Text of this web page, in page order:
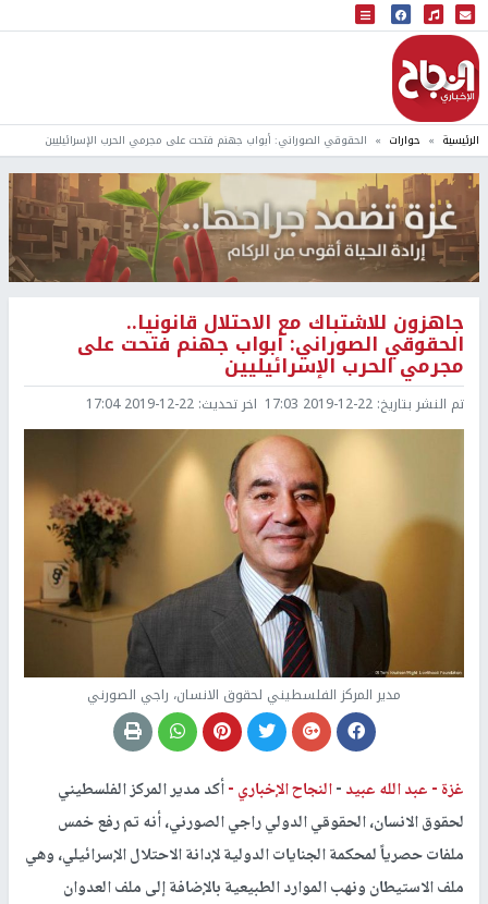
البث المباشر
إذاعة النجاح
الرئيسية حوارات الحقوقي الصوراني: أبواب جهنم فتحت على مجرمي الحرب الإسرائيليين
جاهزون للاشتباك مع الاحتلال قانونيا..
الحقوقي الصوراني: أبواب جهنم فتحت على
مجرمي الحرب الإسرائيليين
تم النشر بتاريخ: 2019-12-22 17:03 اخر تحديث: 2019-12-22 17:04
مدير المركز الفلسطيني لحقوق الانسان، راجي الصورني
غزة -عبد الله عبيد-النجاح الإخباري -أكد مدير المركز الفلسطيني
لحقوق الانسان، الحقوقي الدولي راجي الصورني، أنه تم رفع خمس
ملفات حصرياً لمحكمة الجنايات الدولية لإدانة الاحتلال الإسرائيلي، وهي
ملف الاستيطان ونهب الموارد الطبيعية بالإضافة إلى ملف العدوان